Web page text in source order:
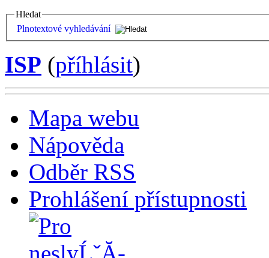
Hledat
Plnotextové vyhledávání
ISP (příhlásit)
Mapa webu
Nápověda
Odběr RSS
Prohlášení přístupnosti